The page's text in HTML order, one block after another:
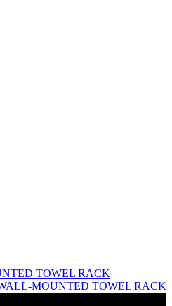
TOWEL RACK
MOUNTED TOWEL RACK